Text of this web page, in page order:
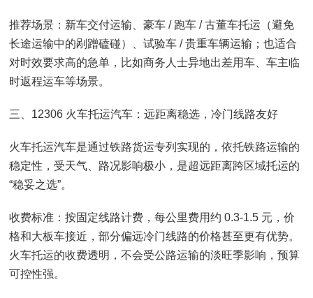
推荐场景：新车交付运输、豪车 / 跑车 / 古董车托运（避免
长途运输中的剐蹭磕碰）、试验车 / 贵重车辆运输；也适合
对时效要求高的急单，比如商务人士异地出差用车、车主临
时返程运车等场景。
三、12306 火车托运汽车：远距离稳选，冷门线路友好
火车托运汽车是通过铁路货运专列实现的，依托铁路运输的
稳定性，受天气、路况影响极小，是超远距离跨区域托运的
“稳妥之选”。
收费标准：按固定线路计费，每公里费用约 0.3-1.5 元，价
格和大板车接近，部分偏远冷门线路的价格甚至更有优势。
火车托运的收费透明，不会受公路运输的淡旺季影响，预算
可控性强。